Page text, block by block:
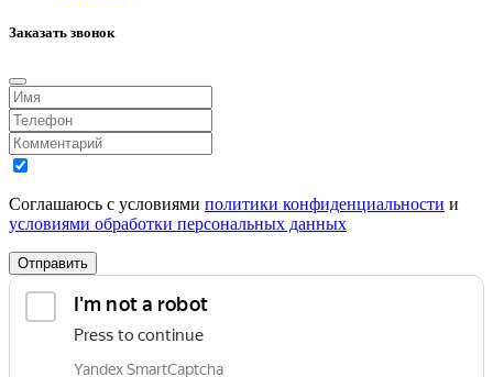
Заказать звонок
Соглашаюсь с условиями политики конфиденциальности и
условиями обработки персональных данных
Отправить